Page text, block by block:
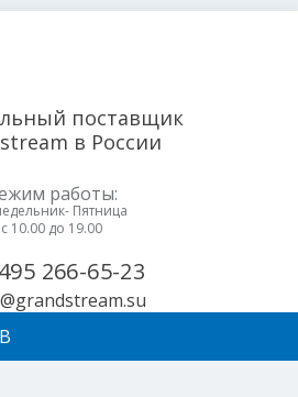
поставщик
в России
работы:
Пятница
с 10.00 до 19.00
266-65-23